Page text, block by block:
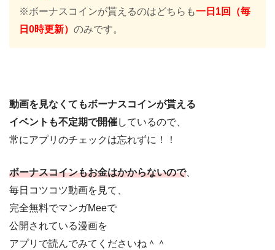
※ボーナスコインが貰えるのはどちらも一日1回（毎
日0時更新） のみです。
動画を見なくてもボーナスコインが貰える
イベントも不定期で開催しているので、
常にアプリのチェックは忘れずに！！
ボーナスコインもお金はかからないので、
毎日コツコツ動画を見て、
完全無料でマンガMeeで
公開されている漫画を
アプリで読んでみてくださいね＾＾